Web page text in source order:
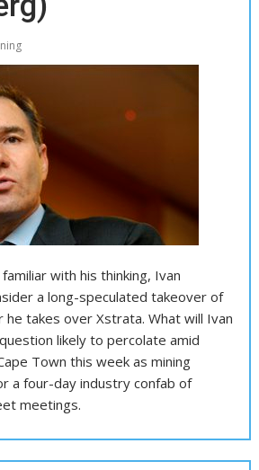
with his thinking, Ivan
a long-speculated takeover of
he takes over Xstrata. What will Ivan
likely to percolate amid
Town this week as mining
a four-day industry confab of
meetings.